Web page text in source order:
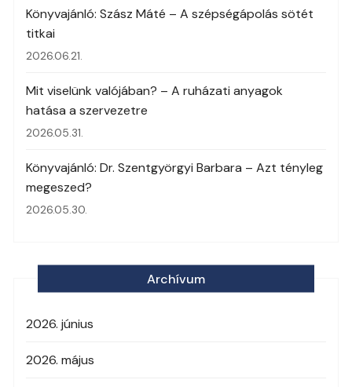
Könyvajánló: Szász Máté – A szépségápolás sötét
titkai
2026.06.21.
Mit viselünk valójában? – A ruházati anyagok
hatása a szervezetre
2026.05.31.
Könyvajánló: Dr. Szentgyörgyi Barbara – Azt tényleg
megeszed?
2026.05.30.
Archívum
2026. június
2026. május